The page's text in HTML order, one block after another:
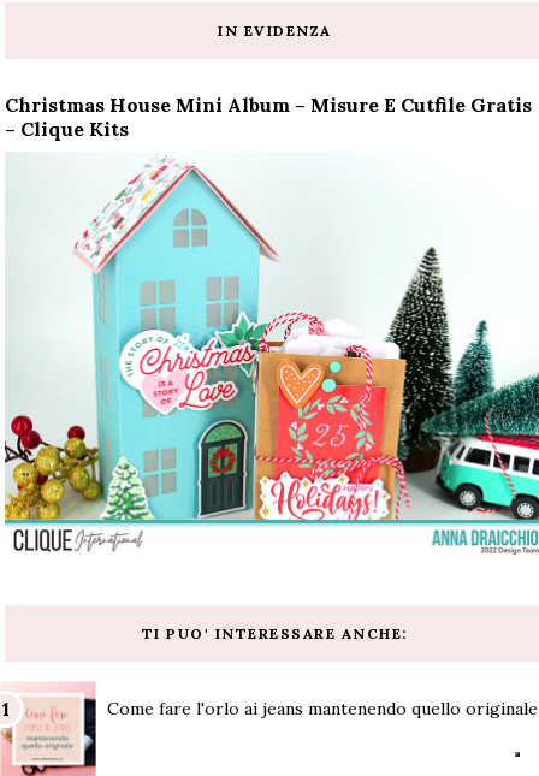
IN EVIDENZA
Christmas House Mini Album – Misure E Cutfile Gratis
– Clique Kits
TI PUO' INTERESSARE ANCHE:
Come fare l'orlo ai jeans mantenendo quello originale